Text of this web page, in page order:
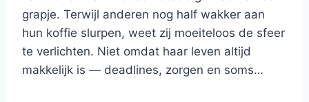
grapje. Terwijl anderen nog half wakker aan
hun koffie slurpen, weet zij moeiteloos de sfeer
te verlichten. Niet omdat haar leven altijd
makkelijk is — deadlines, zorgen en soms…